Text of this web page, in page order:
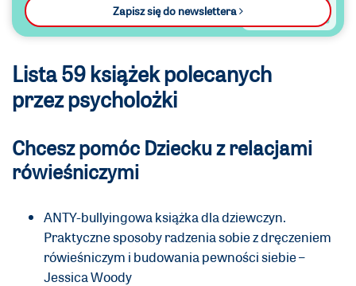
Zapisz się do newslettera
Lista 59 książek polecanych
przez psycholożki
Chcesz pomóc Dziecku z relacjami
rówieśniczymi
ANTY-bullyingowa książka dla dziewczyn.
Praktyczne sposoby radzenia sobie z dręczeniem
rówieśniczym i budowania pewności siebie –
Jessica Woody